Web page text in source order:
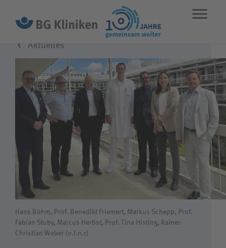
STANDORTE NOTFALL
Leistungen
Über uns
Karriere
Wie können wir Ihnen helfen?
Suchwert
Aktuelles
Hans Böhm, Prof. Benedikt Friemert, Markus Schepp, Prof.
Fabian Stuby, Marcus Herbst, Prof. Tina Histing, Rainer-
Christian Weber (v.l.n.r)